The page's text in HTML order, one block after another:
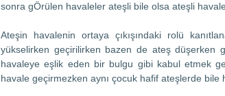
sonra gÖrülen havaleler ateşli bile olsa ateşli
Ateşin havalenin ortaya çıkışındaki rolü
yükselirken geçirilirken bazen de ateş düşerken
havaleye eşlik eden bir bulgu gibi kabul etmek
havale geçirmezken aynı çocuk hafif ateşlerde bile